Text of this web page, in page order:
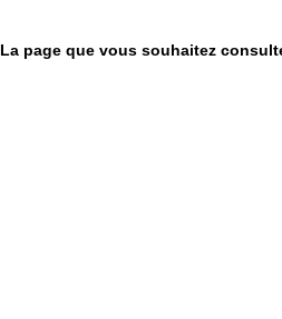
La page que vous souhaitez